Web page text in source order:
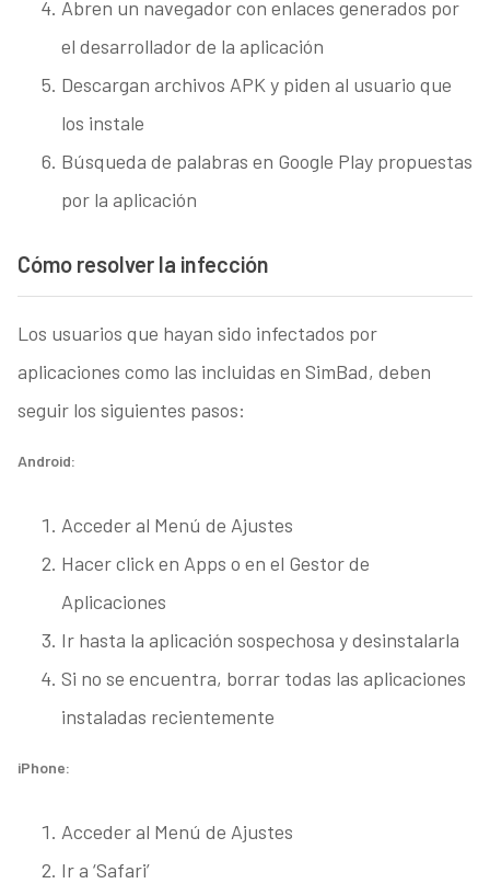
Abren un navegador con enlaces generados por
el desarrollador de la aplicación
Descargan archivos APK y piden al usuario que
los instale
Búsqueda de palabras en Google Play propuestas
por la aplicación
Cómo resolver la infección
Los usuarios que hayan sido infectados por
aplicaciones como las incluidas en SimBad, deben
seguir los siguientes pasos:
Android:
Acceder al Menú de Ajustes
Hacer click en Apps o en el Gestor de
Aplicaciones
Ir hasta la aplicación sospechosa y desinstalarla
Si no se encuentra, borrar todas las aplicaciones
instaladas recientemente
iPhone:
Acceder al Menú de Ajustes
Ir a ‘Safari’